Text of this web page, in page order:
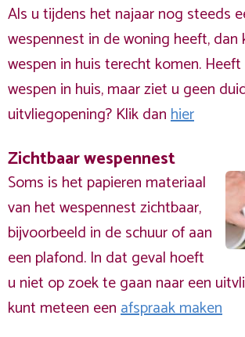
Als u tijdens het najaar nog steeds
wespennest in de woning heeft, dan
wespen in huis terecht komen.
wespen in huis, maar ziet u geen
uitvliegopening? Klik danhier
Zichtbaar wespennest
Soms is het papieren materiaal
van het wespennest zichtbaar,
bijvoorbeeld in de schuur of aan
een plafond. In dat geval hoeft
u niet op zoek te gaan naar een
kunt meteen eenafspraak maken